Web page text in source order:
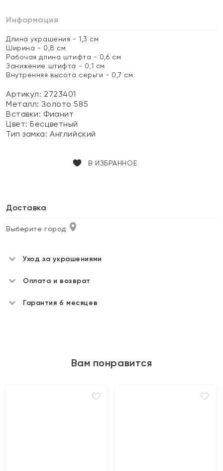
Информация
Длина украшения - 1,3 см
Ширина - 0,8 см
Рабочая длина штифта - 0,6 см
Занижение штифта - 0,1 см
Внутренняя высота серьги - 0,7 см
Артикул: 2723401
Металл:Золото 585
Вставки: Фианит
Цвет:Бесцветный
Тип замка:Английский
В ИЗБРАННОЕ
Доставка
Выберите город
Уход за украшениями
Оплата и возврат
Гарантия 6 месяцев
Вам понравится